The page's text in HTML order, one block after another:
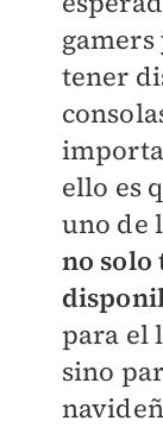
tener
ello es
uno de
no solo
para el
sino